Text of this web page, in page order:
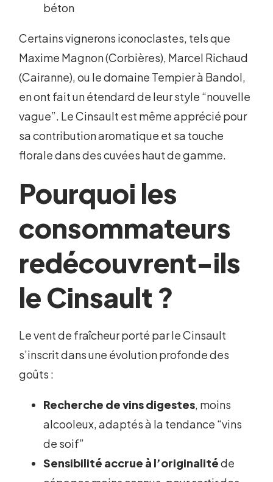
béton
Certains vignerons iconoclastes, tels que
Maxime Magnon (Corbières), Marcel Richaud
(Cairanne), ou le domaine Tempier à Bandol,
en ont fait un étendard de leur style “nouvelle
vague”. Le Cinsault est même apprécié pour
sa contribution aromatique et sa touche
florale dans des cuvées haut de gamme.
Pourquoi les
consommateurs
redécouvrent-ils
le Cinsault ?
Le vent de fraîcheur porté par le Cinsault
s’inscrit dans une évolution profonde des
goûts :
Recherche de vins digestes, moins
alcooleux, adaptés à la tendance “vins
de soif”
Sensibilité accrue à l’originalitéde